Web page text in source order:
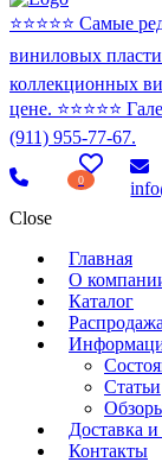
⭐️⭐️⭐️⭐️⭐️ Самые
виниловых
коллекционных
цене. ⭐️⭐️⭐️⭐️⭐️
(911) 955-77-67.
0
Close
Главная
О
Каталог
Распродажа
Статьи
Доставка и
Контакты